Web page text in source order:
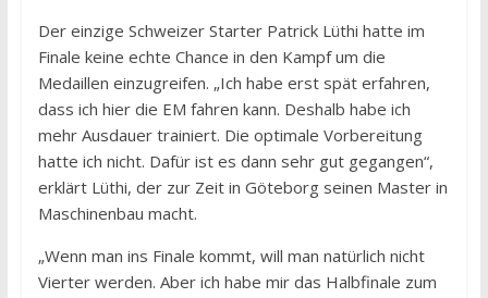
Der einzige Schweizer Starter Patrick Lüthi hatte im
Finale keine echte Chance in den Kampf um die
Medaillen einzugreifen. „Ich habe erst spät erfahren,
dass ich hier die EM fahren kann. Deshalb habe ich
mehr Ausdauer trainiert. Die optimale Vorbereitung
hatte ich nicht. Dafür ist es dann sehr gut gegangen“,
erklärt Lüthi, der zur Zeit in Göteborg seinen Master in
Maschinenbau macht.
„Wenn man ins Finale kommt, will man natürlich nicht
Vierter werden. Aber ich habe mir das Halbfinale zum